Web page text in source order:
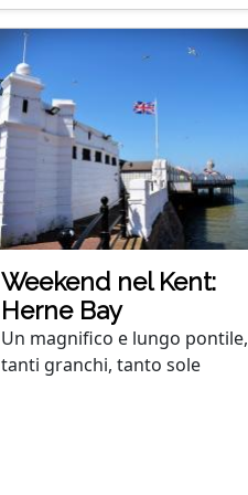
Weekend nel Kent:
Herne Bay
Un magnifico e lungo pontile,
tanti granchi, tanto sole